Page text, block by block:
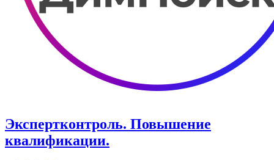
Экспертконтроль. Повышение
квалификации.